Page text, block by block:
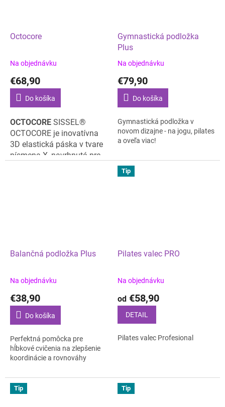
Octocore
Na objednávku
€68,90
Do košíka
OCTOCORE SISSEL®
OCTOCORE je inovatívna
3D elastická páska v tvare
písmena X, navrhnutá pre
funkčnosti.
Gymnastická podložka
Plus
Na objednávku
€79,90
Do košíka
Gymnastická podložka v
novom dizajne - na jogu, pilates
a oveľa viac!
Balančná podložka Plus
Na objednávku
€38,90
Do košíka
Perfektná pomôcka pre
hĺbkové cvičenia na zlepšenie
koordinácie a rovnováhy
Tip
Pilates valec PRO
Na objednávku
od €58,90
DETAIL
Pilates valec Profesional
Tip Tip